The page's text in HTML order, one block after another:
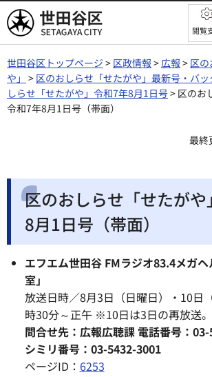
世田谷区 閲覧
世田谷区トップページ > 区政情報 >広報 > 区
や」 > 区のおしらせ「せたがや」最新号・バ
しらせ「せたがや」令和7年8月1日号> 区のお
令和7年8月1日号（帯面）
最終
区のおしらせ「せたが
8月1日号（帯面）
エフエム世田谷 FMラジオ83.4メガ
室」
放送日時／8月3日（日曜日）・10日
時30分～正午 ※10日は3日の再放送。
問合せ先：広報広聴課 電話番号：
シミリ番号：03-5432-3001
ページID： 6253